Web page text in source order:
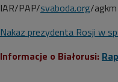
IAR/PAP/svaboda.org/agkm
Nakaz prezydenta Rosji w
Informacje o Białorusi: